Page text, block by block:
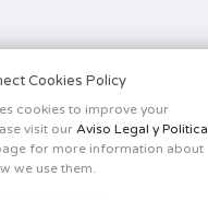
Cookies Policy
cookies to improve your
visit our Aviso Legal y Politica
for more information about
we use them.